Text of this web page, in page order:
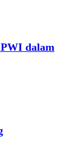
dalam